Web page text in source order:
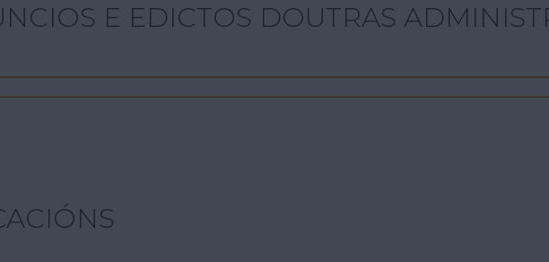
E EDICTOS DOUTRAS